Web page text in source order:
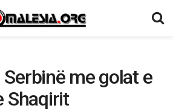
me golat e
Shaqirit